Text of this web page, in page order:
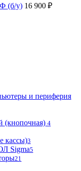
(б/у) 16 900 ₽
и периферия
(кнопочная) 4
кассы)3
Sigma5
21